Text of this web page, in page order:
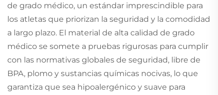
de grado médico, un estándar imprescindible para
los atletas que priorizan la seguridad y la comodidad
a largo plazo. El material de alta calidad de grado
médico se somete a pruebas rigurosas para cumplir
con las normativas globales de seguridad, libre de
BPA, plomo y sustancias químicas nocivas, lo que
garantiza que sea hipoalergénico y suave para